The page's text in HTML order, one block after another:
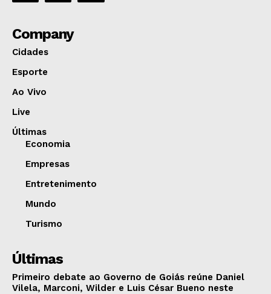
Company
Cidades
Esporte
Ao Vivo
Live
Últimas
Economia
Empresas
Entretenimento
Mundo
Turismo
Últimas
Primeiro debate ao Governo de Goiás reúne Daniel
Vilela, Marconi, Wilder e Luis César Bueno neste